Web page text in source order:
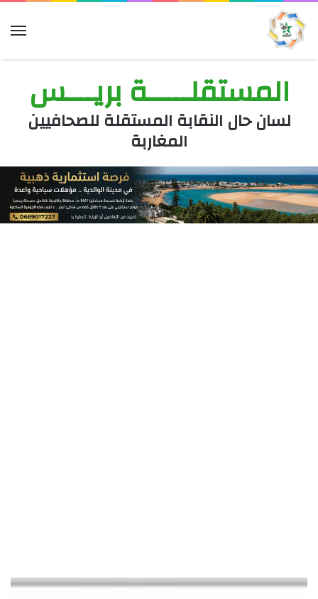
المستقلــــــة بريــــس
لسان حال النقابة المستقلة للصحافيين
المغاربة